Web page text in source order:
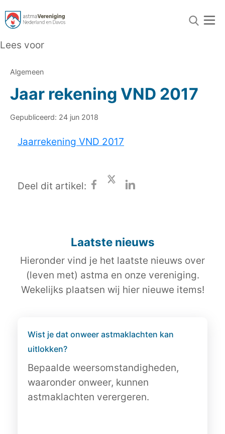
Lees voor
Algemeen
Jaar rekening VND 2017
Gepubliceerd: 24 jun 2018
Jaarrekening VND 2017
Deel dit artikel:
Laatste nieuws
Hieronder vind je het laatste nieuws over
(leven met) astma en onze vereniging.
Wekelijks plaatsen wij hier nieuwe items!
Wist je dat onweer astmaklachten kan
uitlokken?
Bepaalde weersomstandigheden,
waaronder onweer, kunnen
astmaklachten verergeren.